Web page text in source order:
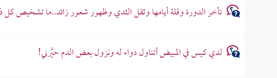
تأخر الدورة وقلة أيامها وثقل الثدي وظهور شعور زائد..ما تشخيص
لدي كيس في المبيض أتناول دواء له ونزول بعض الدم حيَّرني!